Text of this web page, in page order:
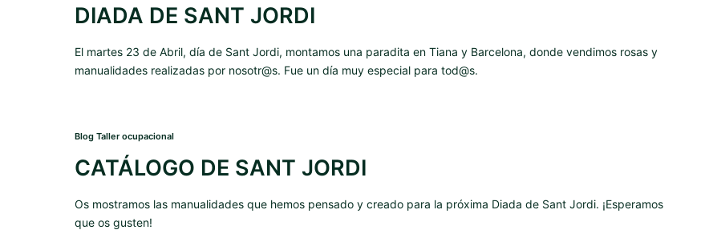
DIADA DE SANT JORDI
El martes 23 de Abril, día de Sant Jordi, montamos una paradita en Tiana y Barcelona, donde vendimos rosas y
manualidades realizadas por nosotr@s. Fue un día muy especial para tod@s.
Blog Taller ocupacional
CATÁLOGO DE SANT JORDI
Os mostramos las manualidades que hemos pensado y creado para la próxima Diada de Sant Jordi. ¡Esperamos
que os gusten!